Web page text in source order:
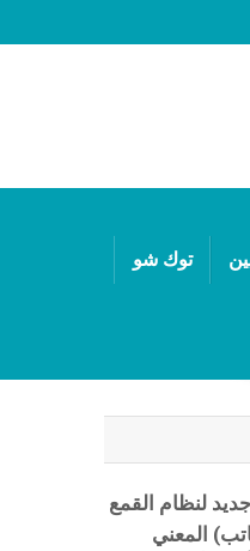
توك شو
لنظام القمع
المعني